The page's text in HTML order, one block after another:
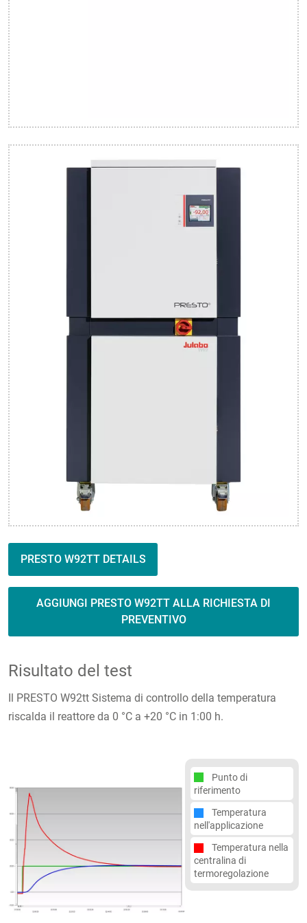
PRESTO W92TT DETAILS
AGGIUNGI PRESTO W92TT ALLA RICHIESTA DI
PREVENTIVO
Risultato del test
Il PRESTO W92tt Sistema di controllo della temperatura
riscalda il reattore da 0 °C a +20 °C in 1:00 h.
Punto di
riferimento
Temperatura
nell'applicazione
Temperatura nella
centralina di
termoregolazione